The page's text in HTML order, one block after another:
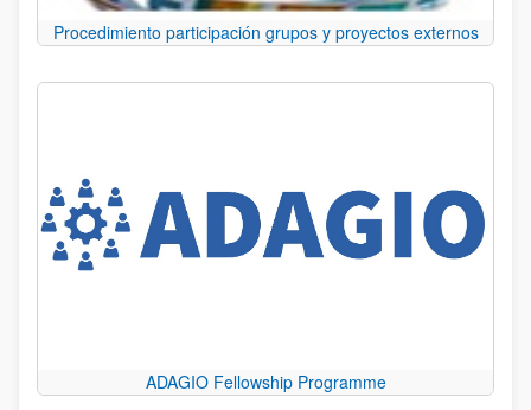
Procedimiento participación grupos y proyectos externos
ADAGIO Fellowship Programme